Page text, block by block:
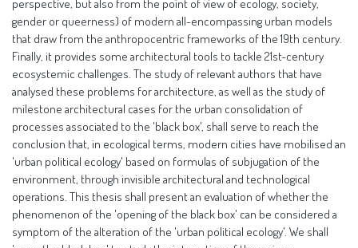
perspective, but also from the point of view of ecology, society,
gender or queerness) of modern all-encompassing urban models
that draw from the anthropocentric frameworks of the 19th century.
Finally, it provides some architectural tools to tackle 21st-century
ecosystemic challenges. The study of relevant authors that have
analysed these problems for architecture, as well as the study of
milestone architectural cases for the urban consolidation of
processes associated to the 'black box', shall serve to reach the
conclusion that, in ecological terms, modern cities have mobilised an
'urban political ecology' based on formulas of subjugation of the
environment, through invisible architectural and technological
operations. This thesis shall present an evaluation of whether the
phenomenon of the 'opening of the black box' can be considered a
symptom of the alteration of the 'urban political ecology'. We shall